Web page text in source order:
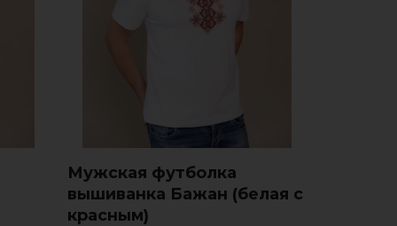
Мужская футболка
вышиванка Бажан (белая с
красным)